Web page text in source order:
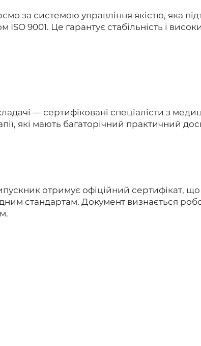
за системою управління якістю, яка
ISO 9001. Це гарантує стабільність і
— сертифіковані спеціалісти з
які мають багаторічний практичний
отримує офіційний сертифікат, що
стандартам. Документ визнається